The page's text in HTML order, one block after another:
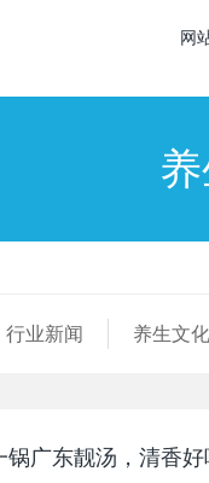
网
行业新闻 养生文化
广东靓汤，清香好